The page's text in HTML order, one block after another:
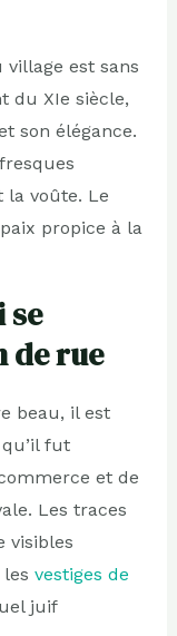
est sans
du XIe siècle,
son élégance.
la voûte. Le
propice à la
se
de rue
beau, il est
fut
et de
Les traces
visibles
vestiges de
juif